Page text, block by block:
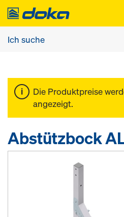
Die Produktpreise
angezeigt.
Abstützbock